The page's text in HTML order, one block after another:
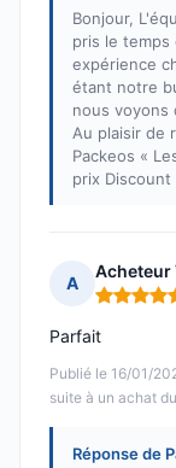
Bonjour,
pris le
expérience
étant notre
nous voyons
Au plaisir de
Packeos «
prix
A
Acheteur
Note : 5
Publié le 16/01/
suite à un achat
Parfait
Réponse de